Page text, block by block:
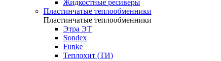
Жидкостные ресиверы
Пластинчатые теплообменники
Пластинчатые теплообменники
Этра ЭТ
Sondex
Funke
Теплохит (ТИ)